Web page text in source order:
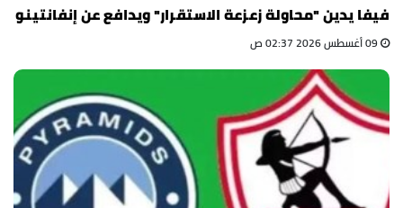
فيفا يدين "محاولة زعزعة الاستقرار" ويدافع عن إنفانتينو